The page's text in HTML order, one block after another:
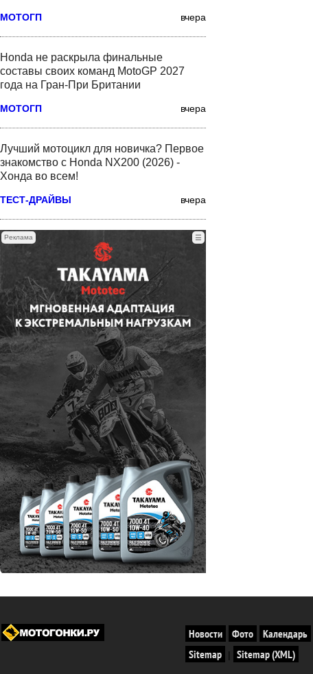
МОТОГП вчера
Honda не раскрыла финальные
составы своих команд MotoGP 2027
года на Гран-При Британии
МОТОГП вчера
Лучший мотоцикл для новичка? Первое
знакомство с Honda NX200 (2026) -
Хонда во всем!
ТЕСТ-ДРАЙВЫ вчера
Реклама ☰
Новости Фото Календарь
Sitemap | Sitemap (XML)